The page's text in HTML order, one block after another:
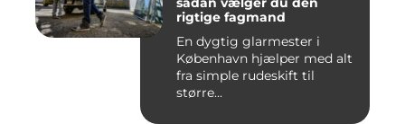
rigtige fagmand
En dygtig glarmester i
København hjælper med alt
fra simple rudeskift til
større...